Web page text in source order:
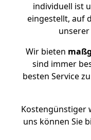
individuell ist
eingestellt, auf
Wir bieten
sind immer
besten Service
Kostengünstiger
uns können Sie